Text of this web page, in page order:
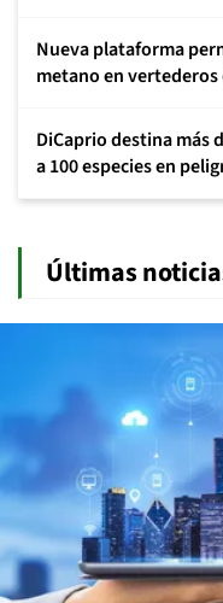
Nueva plataforma
metano en
DiCaprio destina más
a 100 especies en
Últimas